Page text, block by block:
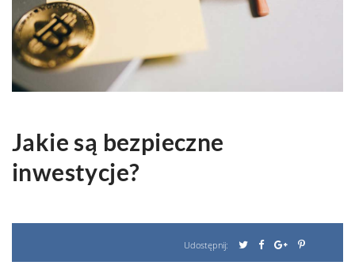
Jakie są bezpieczne
inwestycje?
Udostępnij: